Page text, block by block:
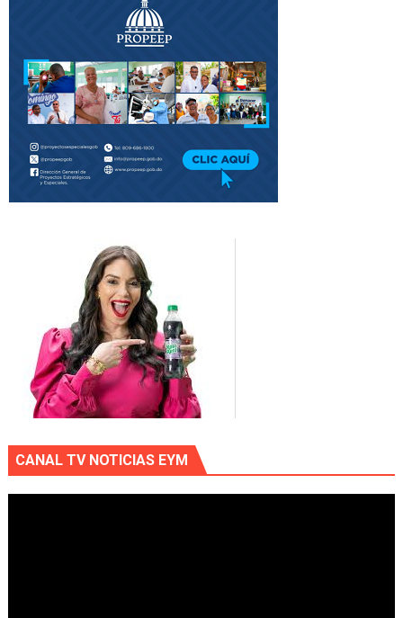
CANAL TV NOTICIAS EYM